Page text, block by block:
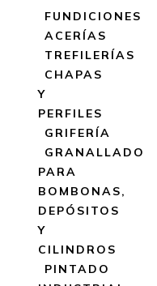
FUNDICIONES
ACERÍAS
TREFILERÍAS
CHAPAS
Y
PERFILES
GRIFERÍA
GRANALLADO
PARA
BOMBONAS,
DEPÓSITOS
Y
CILINDROS
PINTADO